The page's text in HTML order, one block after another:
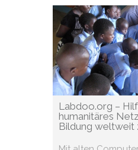
Labdoo.org –
humanitäres
Bildung weltweit